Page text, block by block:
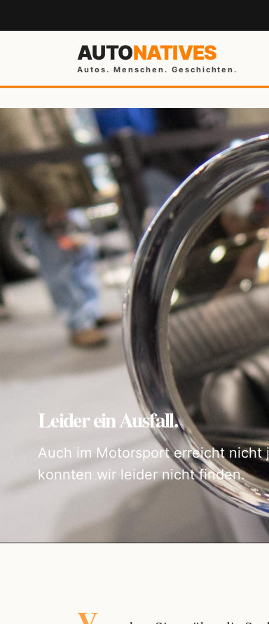
AUTONATIVES
Autos. Menschen. Geschichten.
Leider ein Ausfall.
Auch im Motorsport erreicht nicht
konnten wir leider nicht finden.